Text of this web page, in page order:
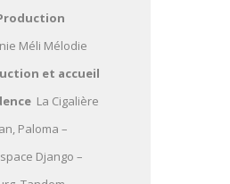
Méli Mélodie
et accueil
La Cigalière
Paloma –
Django –